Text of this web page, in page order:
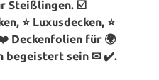
Steißlingen. ☑️
⭐ Luxusdecken, ⭐
Deckenfolien für 🌍
begeistert sein ✉ ✔️.